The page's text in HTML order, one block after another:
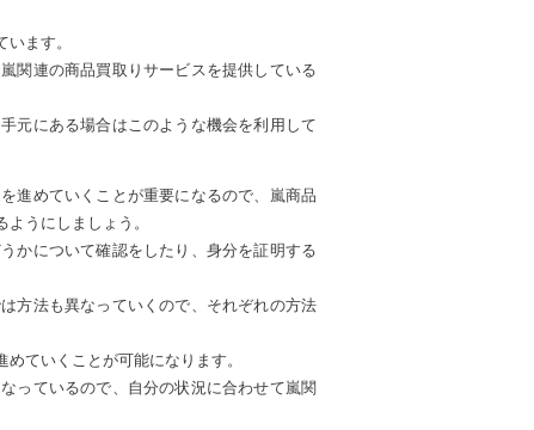
ます。
関連の商品買取りサービスを提供している
元にある場合はこのような機会を利用して
進めていくことが重要になるので、嵐商品
うにしましょう。
かについて確認をしたり、身分を証明する
方法も異なっていくので、それぞれの方法
ていくことが可能になります。
っているので、自分の状況に合わせて嵐関